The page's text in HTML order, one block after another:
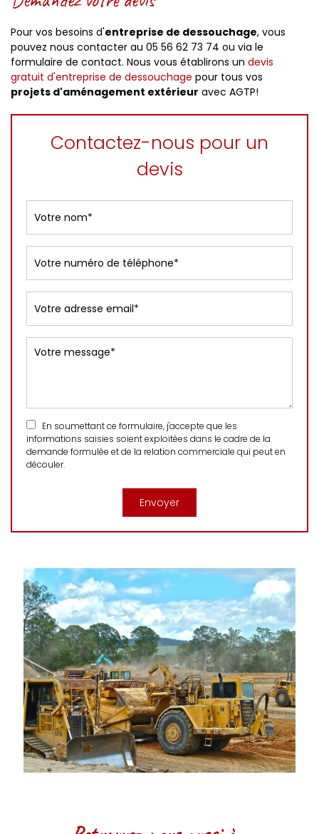
Pour vos besoins d'entreprise de dessouchage, vous
pouvez nous contacter au 05 56 62 73 74 ou via le
formulaire de contact. Nous vous établirons un devis
gratuit d'entreprise de dessouchage pour tous vos
projets d'aménagement extérieur avec AGTP!
Contactez-nous pour un
devis
En soumettant ce formulaire, j'accepte que les
informations saisies soient exploitées dans le cadre de la
demande formulée et de la relation commerciale qui peut en
découler.